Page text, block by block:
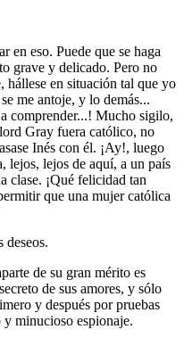
eso. Puede que se haga
grave y delicado. Pero no
hállese en situación tal que yo
me antoje, y lo demás...
comprender...! Mucho sigilo,
Gray fuera católico, no
Inés con él. ¡Ay!, luego
lejos, lejos de aquí, a un país
clase. ¡Qué felicidad tan
que una mujer católica
deseos.
de su gran mérito es
de sus amores, y sólo
y después por pruebas
y minucioso espionaje.